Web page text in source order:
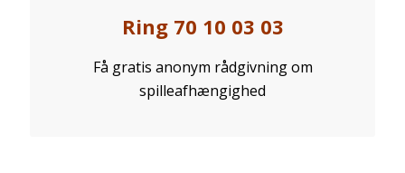
Ring 70 10 03 03
Få gratis anonym rådgivning om
spilleafhængighed